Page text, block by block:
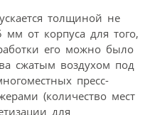
толщиной не
от корпуса для того,
его можно было
сжатым воздухом под
пресс-
(количество мест
для